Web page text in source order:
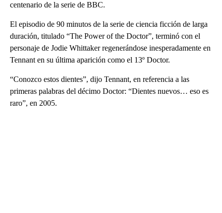
centenario de la serie de BBC.
El episodio de 90 minutos de la serie de ciencia ficción de larga
duración, titulado “The Power of the Doctor”, terminó con el
personaje de Jodie Whittaker regenerándose inesperadamente en
Tennant en su última aparición como el 13º Doctor.
“Conozco estos dientes”, dijo Tennant, en referencia a las
primeras palabras del décimo Doctor: “Dientes nuevos… eso es
raro”, en 2005.